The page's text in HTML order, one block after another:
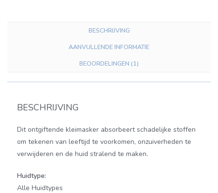
BESCHRIJVING
AANVULLENDE INFORMATIE
BEOORDELINGEN (1)
BESCHRIJVING
Dit ontgiftende kleimasker absorbeert schadelijke stoffen
om tekenen van leeftijd te voorkomen, onzuiverheden te
verwijderen en de huid stralend te maken.
Huidtype:
Alle Huidtypes